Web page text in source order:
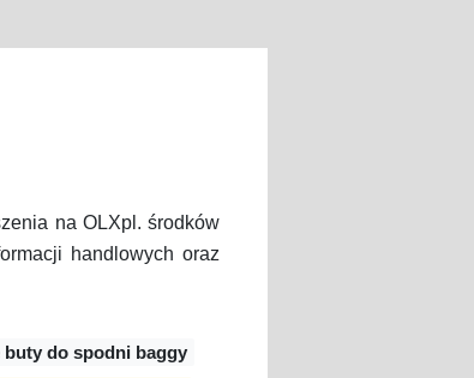
na OLXpl. środków
handlowych oraz
buty do spodni baggy